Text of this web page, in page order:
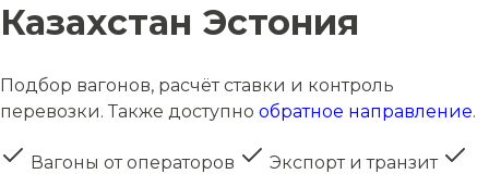
Казахстан Эстония
Подбор вагонов, расчёт ставки и контроль
перевозки. Также доступно обратное направление.
Вагоны от операторов
Экспорт и транзит